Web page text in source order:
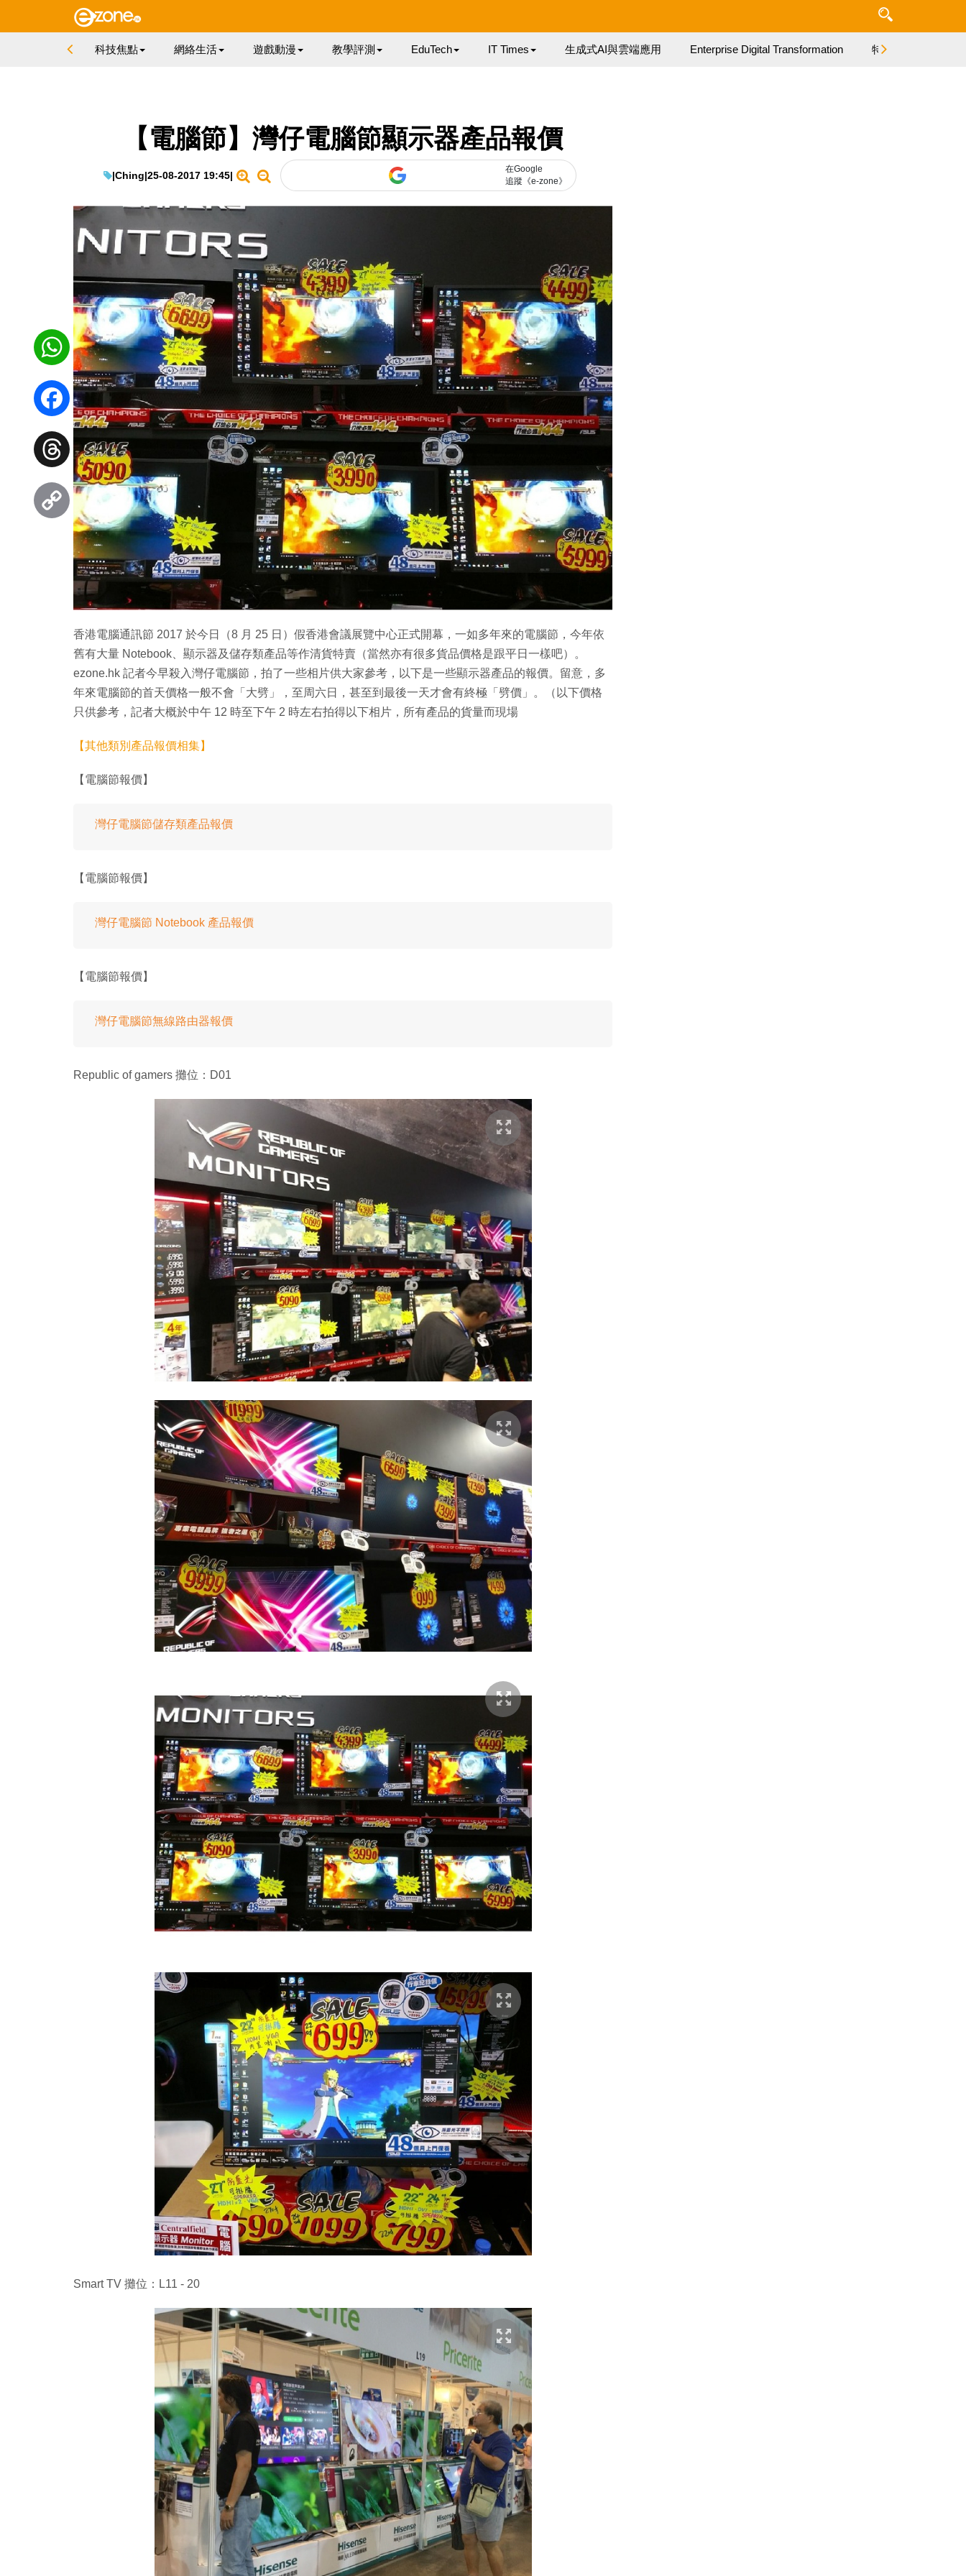
科技焦點 網絡生活 遊戲動漫 教學評測 EduTech IT Times 生成式AI與雲端應用 Enterprise Digital Transformation 特集
【電腦節】灣仔電腦節顯示器產品報價
|Ching|25-08-2017 19:45|
在Google
追蹤《e-zone》
香港電腦通訊節 2017 於今日（8 月 25 日）假香港會議展覽中心正式開幕，一如多年來的電腦節，今年依
舊有大量 Notebook、顯示器及儲存類產品等作清貨特賣（當然亦有很多貨品價格是跟平日一樣吧）。
ezone.hk 記者今早殺入灣仔電腦節，拍了一些相片供大家參考，以下是一些顯示器產品的報價。留意，多
年來電腦節的首天價格一般不會「大劈」，至周六日，甚至到最後一天才會有終極「劈價」。（以下價格
只供參考，記者大概於中午 12 時至下午 2 時左右拍得以下相片，所有產品的貨量而現場
【其他類別產品報價相集】
【電腦節報價】
灣仔電腦節儲存類產品報價
【電腦節報價】
灣仔電腦節 Notebook 產品報價
【電腦節報價】
灣仔電腦節無線路由器報價
Republic of gamers 攤位：D01
Smart TV 攤位：L11 - 20
WhatsApp
Facebook
Threads
Copy
Link